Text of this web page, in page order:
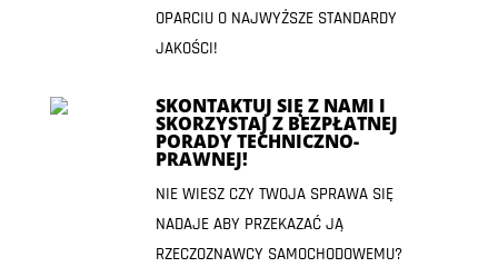
OPARCIU O NAJWYŻSZE STANDARDY
JAKOŚCI!
SKONTAKTUJ SIĘ Z NAMI I
SKORZYSTAJ Z BEZPŁATNEJ
PORADY TECHNICZNO-
PRAWNEJ!
NIE WIESZ CZY TWOJA SPRAWA SIĘ
NADAJE ABY PRZEKAZAĆ JĄ
RZECZOZNAWCY SAMOCHODOWEMU?